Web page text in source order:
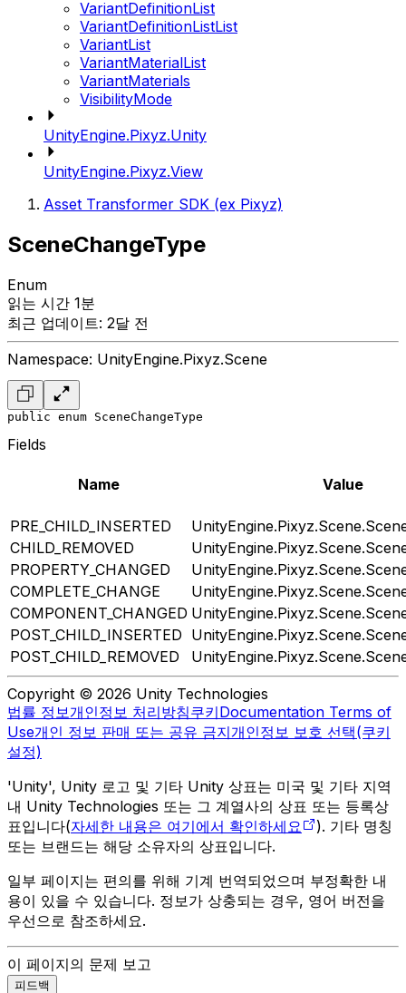
VariantDefinitionList
VariantDefinitionListList
VariantList
VariantMaterialList
VariantMaterials
VisibilityMode
UnityEngine.Pixyz.Unity
UnityEngine.Pixyz.View
Asset Transformer SDK (ex Pixyz)
SceneChangeType
Enum
읽는 시간 1분
최근 업데이트: 2달 전
Namespace: UnityEngine.Pixyz.Scene
public enum SceneChangeType
Fields
Name Value
PRE_CHILD_INSERTED
CHILD_REMOVED
PROPERTY_CHANGED
COMPLETE_CHANGE
COMPONENT_CHANGED
POST_CHILD_INSERTED
POST_CHILD_REMOVED
Copyright © 2026 Unity Technologies
법률 정보개인정보 처리방침쿠키Documentation Terms of
Use개인 정보 판매 또는 공유 금지개인정보 보호 선택(쿠키
설정)
'Unity', Unity 로고 및 기타 Unity 상표는 미국 및 기타 지역
내 Unity Technologies 또는 그 계열사의 상표 또는 등록상
표입니다(자세한 내용은 여기에서 확인하세요
). 기타 명칭
또는 브랜드는 해당 소유자의 상표입니다.
일부 페이지는 편의를 위해 기계 번역되었으며 부정확한 내
용이 있을 수 있습니다. 정보가 상충되는 경우, 영어 버전을
우선으로 참조하세요.
이 페이지의 문제 보고
피드백